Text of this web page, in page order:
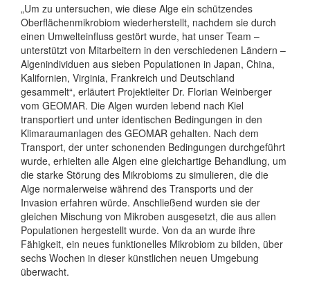
„Um zu untersuchen, wie diese Alge ein schützendes
Oberflächenmikrobiom wiederherstellt, nachdem sie durch
einen Umwelteinfluss gestört wurde, hat unser Team –
unterstützt von Mitarbeitern in den verschiedenen Ländern –
Algenindividuen aus sieben Populationen in Japan, China,
Kalifornien, Virginia, Frankreich und Deutschland
gesammelt“, erläutert Projektleiter Dr. Florian Weinberger
vom GEOMAR. Die Algen wurden lebend nach Kiel
transportiert und unter identischen Bedingungen in den
Klimaraumanlagen des GEOMAR gehalten. Nach dem
Transport, der unter schonenden Bedingungen durchgeführt
wurde, erhielten alle Algen eine gleichartige Behandlung, um
die starke Störung des Mikrobioms zu simulieren, die die
Alge normalerweise während des Transports und der
Invasion erfahren würde. Anschließend wurden sie der
gleichen Mischung von Mikroben ausgesetzt, die aus allen
Populationen hergestellt wurde. Von da an wurde ihre
Fähigkeit, ein neues funktionelles Mikrobiom zu bilden, über
sechs Wochen in dieser künstlichen neuen Umgebung
überwacht.